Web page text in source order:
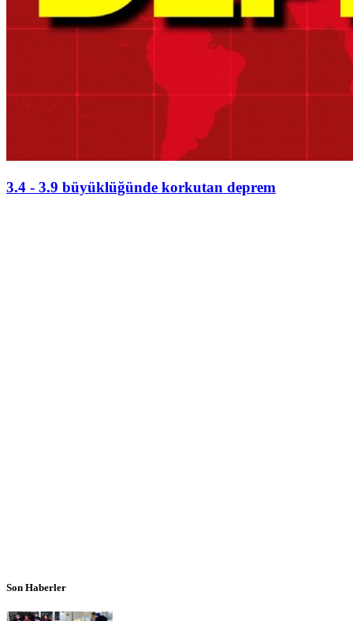
3.4 - 3.9 büyüklüğünde korkutan deprem
Son Haberler